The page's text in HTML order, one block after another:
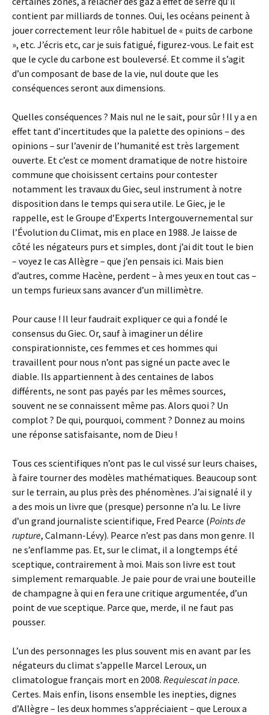
contient par milliards de tonnes. Oui, les océans peinent à
jouer correctement leur rôle habituel de « puits de carbone
», etc. J’écris etc, car je suis fatigué, figurez-vous. Le fait est
que le cycle du carbone est bouleversé. Et comme il s’agit
d’un composant de base de la vie, nul doute que les
conséquences seront aux dimensions.
Quelles conséquences ? Mais nul ne le sait, pour sûr ! Il y a en
effet tant d’incertitudes que la palette des opinions – des
opinions – sur l’avenir de l’humanité est très largement
ouverte. Et c’est ce moment dramatique de notre histoire
commune que choisissent certains pour contester
notamment les travaux du Giec, seul instrument à notre
disposition dans le temps qui sera utile. Le Giec, je le
rappelle, est le Groupe d’Experts Intergouvernemental sur
l’Évolution du Climat, mis en place en 1988. Je laisse de
côté les négateurs purs et simples, dont j’ai dit tout le bien
– voyez le cas Allègre – que j’en pensais ici. Mais bien
d’autres, comme Hacène, perdent – à mes yeux en tout cas –
un temps furieux sans avancer d’un millimètre.
Pour cause ! Il leur faudrait expliquer ce qui a fondé le
consensus du Giec. Or, sauf à imaginer un délire
conspirationniste, ces femmes et ces hommes qui
travaillent pour nous n’ont pas signé un pacte avec le
diable. Ils appartiennent à des centaines de labos
différents, ne sont pas payés par les mêmes sources,
souvent ne se connaissent même pas. Alors quoi ? Un
complot ? De qui, pourquoi, comment ? Donnez au moins
une réponse satisfaisante, nom de Dieu !
Tous ces scientifiques n’ont pas le cul vissé sur leurs chaises,
à faire tourner des modèles mathématiques. Beaucoup sont
sur le terrain, au plus près des phénomènes. J’ai signalé il y
a des mois un livre que (presque) personne n’a lu. Le livre
d’un grand journaliste scientifique, Fred Pearce (Points de
rupture, Calmann-Lévy). Pearce n’est pas dans mon genre. Il
ne s’enflamme pas. Et, sur le climat, il a longtemps été
sceptique, contrairement à moi. Mais son livre est tout
simplement remarquable. Je paie pour de vrai une bouteille
de champagne à qui en fera une critique argumentée, d’un
point de vue sceptique. Parce que, merde, il ne faut pas
pousser.
L’un des personnages les plus souvent mis en avant par les
négateurs du climat s’appelle Marcel Leroux, un
climatologue français mort en 2008. Requiescat in pace.
Certes. Mais enfin, lisons ensemble les inepties, dignes
d’Allègre – les deux hommes s’appréciaient – que Leroux a